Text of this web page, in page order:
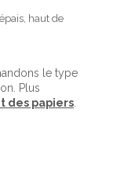
haut de
le type
Plus
des papiers